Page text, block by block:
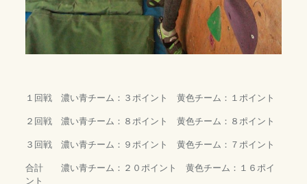
１回戦 濃い青チーム：３ポイント 黄色チーム：１ポイント
２回戦 濃い青チーム：８ポイント 黄色チーム：８ポイント
３回戦 濃い青チーム：９ポイント 黄色チーム：７ポイント
合計 濃い青チーム：２０ポイント 黄色チーム：１６ポイ
ント